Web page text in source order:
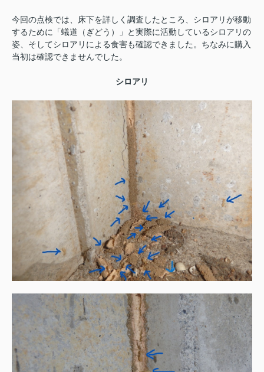
今回の点検では、床下を詳しく調査したところ、シロアリが移動
するために「蟻道（ぎどう）」と実際に活動しているシロアリの
姿、そしてシロアリによる食害も確認できました。ちなみに購入
当初は確認できませんでした。
シロアリ